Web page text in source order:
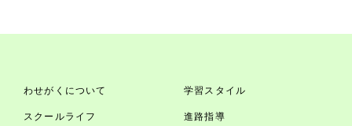
わせがくについて 学習スタイル
スクールライフ 進路指導